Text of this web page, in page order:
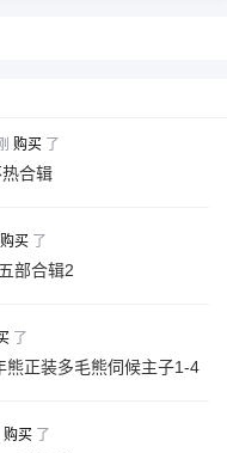
购买 了
合辑
购买 了
部合辑2
了
熊正装多毛熊伺候主子1-4
购买 了